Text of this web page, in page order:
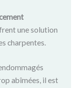
une solution
charpentes.
abîmées, il est